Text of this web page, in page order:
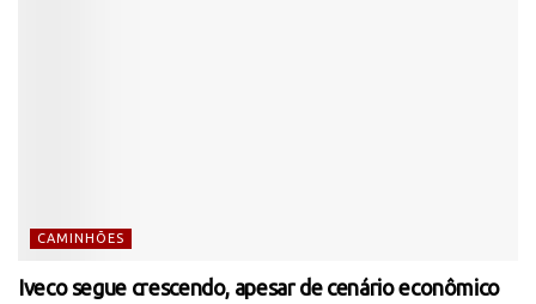
CAMINHÕES
Iveco segue crescendo, apesar de cenário econômico